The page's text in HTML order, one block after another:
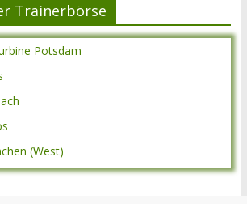
Trainerbörse
Potsdam
(West)